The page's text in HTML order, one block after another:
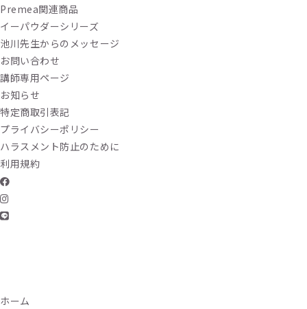
Premea関連商品
イーパウダーシリーズ
池川先生からのメッセージ
お問い合わせ
講師専用ページ
お知らせ
特定商取引表記
プライバシーポリシー
ハラスメント防止のために
利用規約
ホーム